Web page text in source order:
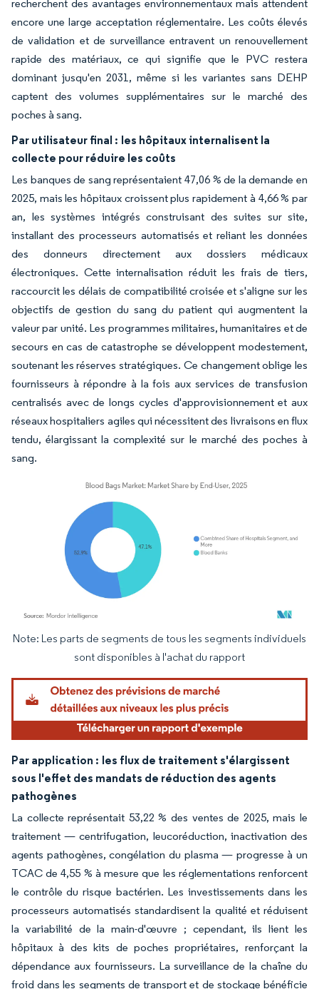
recherchent des avantages environnementaux mais attendent
encore une large acceptation réglementaire. Les coûts élevés
de validation et de surveillance entravent un renouvellement
rapide des matériaux, ce qui signifie que le PVC restera
dominant jusqu'en 2031, même si les variantes sans DEHP
captent des volumes supplémentaires sur le marché des
poches à sang.
Par utilisateur final : les hôpitaux internalisent la
collecte pour réduire les coûts
Les banques de sang représentaient 47,06 % de la demande en
2025, mais les hôpitaux croissent plus rapidement à 4,66 % par
an, les systèmes intégrés construisant des suites sur site,
installant des processeurs automatisés et reliant les données
des donneurs directement aux dossiers médicaux
électroniques. Cette internalisation réduit les frais de tiers,
raccourcit les délais de compatibilité croisée et s'aligne sur les
objectifs de gestion du sang du patient qui augmentent la
valeur par unité. Les programmes militaires, humanitaires et de
secours en cas de catastrophe se développent modestement,
soutenant les réserves stratégiques. Ce changement oblige les
fournisseurs à répondre à la fois aux services de transfusion
centralisés avec de longs cycles d'approvisionnement et aux
réseaux hospitaliers agiles qui nécessitent des livraisons en flux
tendu, élargissant la complexité sur le marché des poches à
sang.
Image © Mordor Intelligence. La réutilisation nécessite une attribution sous CC BY
Note: Les parts de segments de tous les segments individuels
sont disponibles à l'achat du rapport
Par application : les flux de traitement s'élargissent
sous l'effet des mandats de réduction des agents
pathogènes
La collecte représentait 53,22 % des ventes de 2025, mais le
traitement — centrifugation, leucoréduction, inactivation des
agents pathogènes, congélation du plasma — progresse à un
TCAC de 4,55 % à mesure que les réglementations renforcent
le contrôle du risque bactérien. Les investissements dans les
processeurs automatisés standardisent la qualité et réduisent
la variabilité de la main-d'œuvre ; cependant, ils lient les
hôpitaux à des kits de poches propriétaires, renforçant la
dépendance aux fournisseurs. La surveillance de la chaîne du
froid dans les segments de transport et de stockage bénéficie